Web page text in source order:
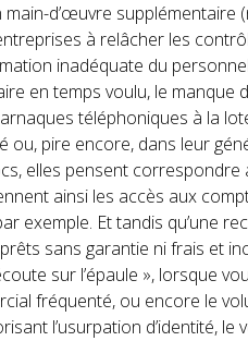
d’œuvre supplémentaire
à relâcher les
inadéquate du
en temps voulu, le manque
téléphoniques à la
ou, pire encore, dans leur
elles pensent
ainsi les accès aux
exemple. Et tandis qu’une
sans garantie ni frais et
sur l’épaule », lorsque
fréquenté, ou encore le
l’usurpation d’identité, le